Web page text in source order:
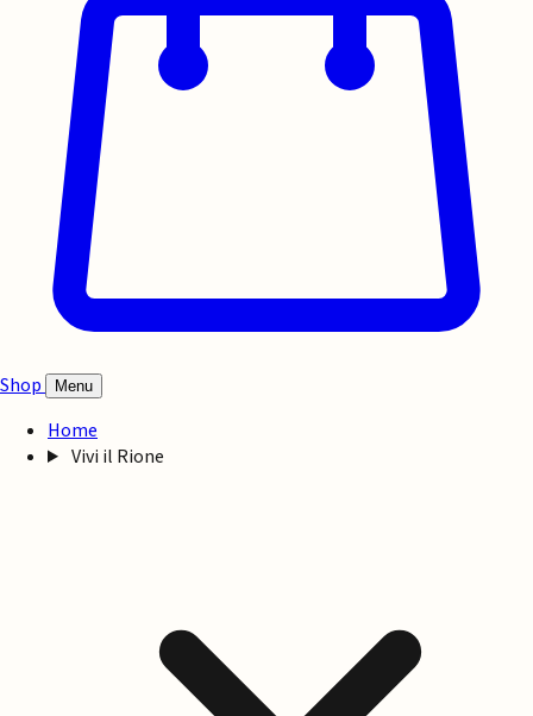
Shop Menu
Home
Vivi il Rione